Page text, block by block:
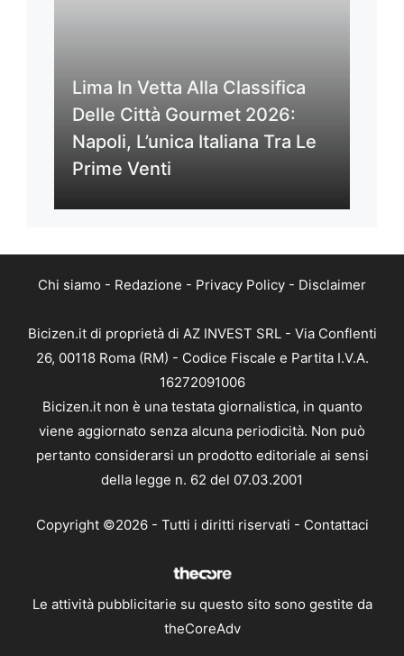
Lima In Vetta Alla Classifica
Delle Città Gourmet 2026:
Napoli, L’unica Italiana Tra Le
Prime Venti
Chi siamo - Redazione - Privacy Policy - Disclaimer
Bicizen.it di proprietà di AZ INVEST SRL - Via Conflenti
26, 00118 Roma (RM) - Codice Fiscale e Partita I.V.A.
16272091006
Bicizen.it non è una testata giornalistica, in quanto
viene aggiornato senza alcuna periodicità. Non può
pertanto considerarsi un prodotto editoriale ai sensi
della legge n. 62 del 07.03.2001
Copyright ©2026 - Tutti i diritti riservati - Contattaci
Le attività pubblicitarie su questo sito sono gestite da
theCoreAdv